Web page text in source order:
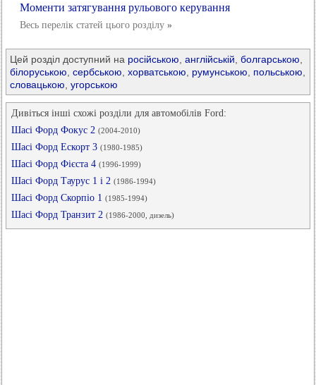
Моменти затягування рульового керування
Весь перелік статей цього розділу »
Цей розділ доступний на російською англійській болгарською
білоруською сербською хорватською румунською польською
словацькою угорською
Дивіться інші схожі розділи для автомобілів Ford:
Шасі Форд Фокус 2 (2004-2010)
Шасі Форд Ескорт 3 (1980-1985)
Шасі Форд Фієста 4 (1996-1999)
Шасі Форд Таурус 1 і 2 (1986-1994)
Шасі Форд Скорпіо 1 (1985-1994)
Шасі Форд Транзит 2 (1986-2000, дизель)